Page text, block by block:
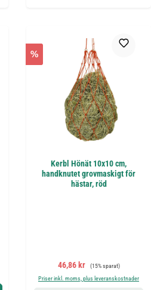
%
Kerbl Hönät 10x10 cm,
handknutet grovmaskigt för
hästar, röd
Försäljningspris:
46,86 kr Ordinarie pris:
(15% sparat)
Priser inkl. moms, plus leveranskostnader